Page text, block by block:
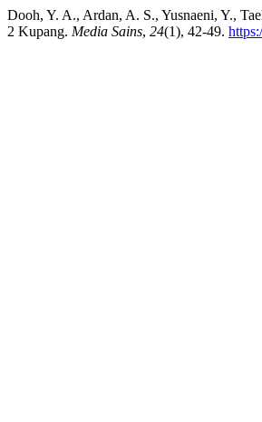
Dooh, Y. A., Ardan, A. S., Yusnaeni, Y.,
2 Kupang. Media Sains, 24(1), 42-49.